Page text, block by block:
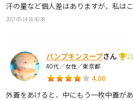
汗の量など個人差はありますが、私はこ
2017.05.14 16:42:38
パンプキンスープさん
21
40代／女性／東京都
4.00
外蓋をあけると、中にもう一枚中蓋が